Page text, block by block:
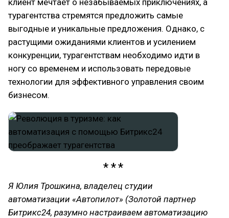
клиент мечтает о незабываемых приключениях, а
турагентства стремятся предложить самые
выгодные и уникальные предложения. Однако, с
растущими ожиданиями клиентов и усилением
конкуренции, турагентствам необходимо идти в
ногу со временем и использовать передовые
технологии для эффективного управления своим
бизнесом.
Я Юлия Трошкина, владелец студии
автоматизации «Автопилот» (Золотой партнер
Битрикс24, разумно настраиваем автоматизацию